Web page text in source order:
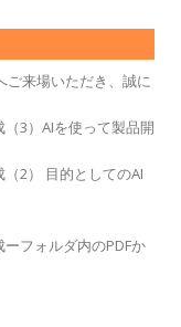
ご来場いただき、誠に
3）AIを使って製品開
2） 目的としてのAI
フォルダ内のPDFか